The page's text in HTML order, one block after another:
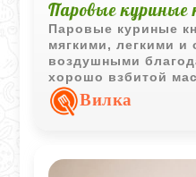
Паровые куриные
Паровые куриные
мягкими, легкими и
воздушными
хорошо взбитой
отлично подходит
диетического меню.
Вилка